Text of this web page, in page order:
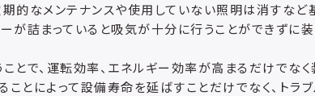
的なメンテナンスや使用していない照明は消すな
が詰まっていると吸気が十分に行うことができずに
とで、運転効率、エネルギー効率が高まるだけでな
とによって設備寿命を延ばすことだけでなく、トラ